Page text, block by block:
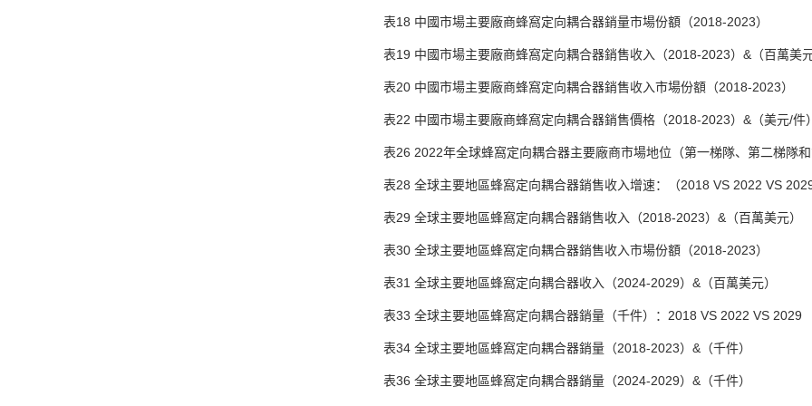
表18 中國市場主要廠商蜂窩定向耦合器銷量市場份額（2018-2023）
表19 中國市場主要廠商蜂窩定向耦合器銷售收入（2018-2023）&（百萬美元
表20 中國市場主要廠商蜂窩定向耦合器銷售收入市場份額（2018-2023）
表22 中國市場主要廠商蜂窩定向耦合器銷售價格（2018-2023）&（美元/件）
表26 2022年全球蜂窩定向耦合器主要廠商市場地位（第一梯隊、第二梯隊和
表28 全球主要地區蜂窩定向耦合器銷售收入增速：（2018 VS 2022 VS 2029
表29 全球主要地區蜂窩定向耦合器銷售收入（2018-2023）&（百萬美元）
表30 全球主要地區蜂窩定向耦合器銷售收入市場份額（2018-2023）
表31 全球主要地區蜂窩定向耦合器收入（2024-2029）&（百萬美元）
表33 全球主要地區蜂窩定向耦合器銷量（千件）：2018 VS 2022 VS 2029
表34 全球主要地區蜂窩定向耦合器銷量（2018-2023）&（千件）
表36 全球主要地區蜂窩定向耦合器銷量（2024-2029）&（千件）